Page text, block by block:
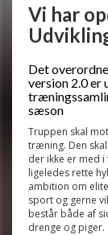
Vi har
Det
version 2.0 er
sæson
Truppen skal
træning. Den
der ikke er med
ligeledes rette
ambition om
sport og gerne
består både af
drenge og piger.